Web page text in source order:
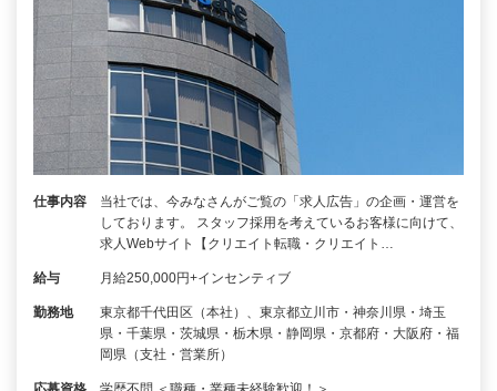
仕事内容
当社では、今みなさんがご覧の「求人広告」の企画・運営を
しております。 スタッフ採用を考えているお客様に向けて、
求人Webサイト【クリエイト転職・クリエイト…
給与 月給250,000円+インセンティブ
勤務地
東京都千代田区（本社）、東京都立川市・神奈川県・埼玉
県・千葉県・茨城県・栃木県・静岡県・京都府・大阪府・福
岡県（支社・営業所）